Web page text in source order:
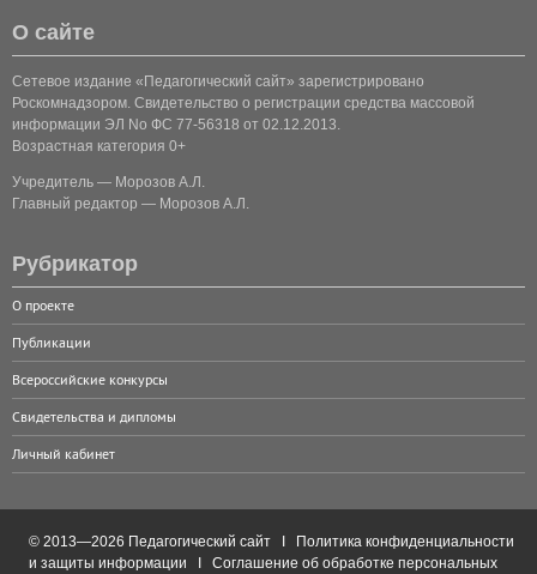
О сайте
Сетевое издание «Педагогический сайт» зарегистрировано
Роскомнадзором. Свидетельство о регистрации средства массовой
информации ЭЛ No ФС 77-56318 от 02.12.2013.
Возрастная категория 0+
Учредитель — Морозов А.Л.
Главный редактор — Морозов А.Л.
Рубрикатор
О проекте
Публикации
Всероссийские конкурсы
Свидетельства и дипломы
Личный кабинет
© 2013—2026 Педагогический сайт I
Политика конфиденциальности
и защиты информации
Соглашение об обработке персональных